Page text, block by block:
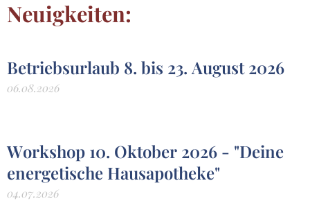
Neuigkeiten:
Betriebsurlaub 8. bis 23. August 2026
06.08.2026
Workshop 10. Oktober 2026 - "Deine
energetische Hausapotheke"
04.07.2026